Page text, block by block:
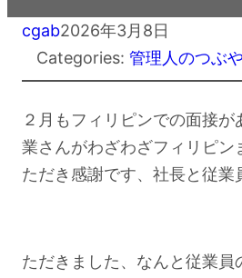
cgab2026年3月8日
Categories: 管理人のつぶ
２月もフィリピンでの面接
業さんがわざわざフィリピン
ただき感謝です、社長と従業
ただきました、なんと従業員